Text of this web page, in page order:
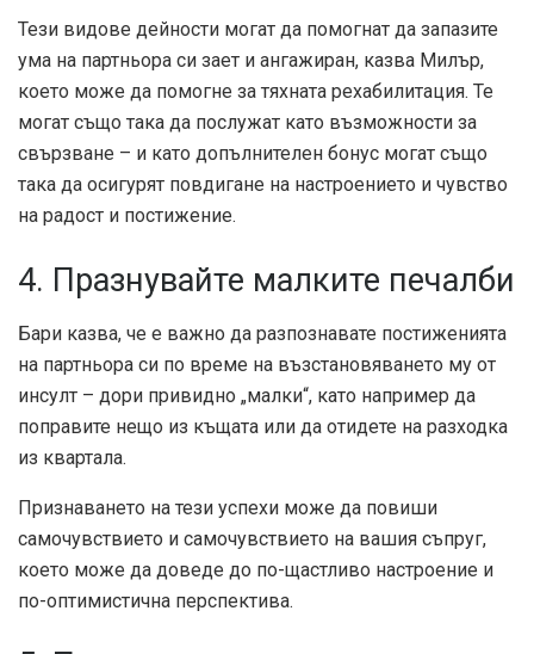
Тези видове дейности могат да помогнат да запазите
ума на партньора си зает и ангажиран, казва Милър,
което може да помогне за тяхната рехабилитация. Те
могат също така да послужат като възможности за
свързване – и като допълнителен бонус могат също
така да осигурят повдигане на настроението и чувство
на радост и постижение.
4. Празнувайте малките печалби
Бари казва, че е важно да разпознавате постиженията
на партньора си по време на възстановяването му от
инсулт – дори привидно „малки“, като например да
поправите нещо из къщата или да отидете на разходка
из квартала.
Признаването на тези успехи може да повиши
самочувствието и самочувствието на вашия съпруг,
което може да доведе до по-щастливо настроение и
по-оптимистична перспектива.